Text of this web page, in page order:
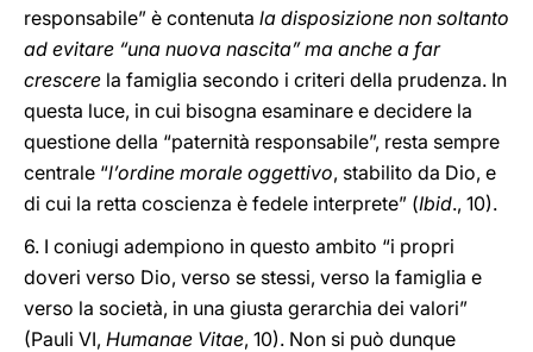
responsabile” è contenuta la disposizione non soltanto
ad evitare “una nuova nascita” ma anche a far
crescere la famiglia secondo i criteri della prudenza. In
questa luce, in cui bisogna esaminare e decidere la
questione della “paternità responsabile”, resta sempre
centrale “l’ordine morale oggettivo, stabilito da Dio, e
di cui la retta coscienza è fedele interprete” (Ibid., 10).
6. I coniugi adempiono in questo ambito “i propri
doveri verso Dio, verso se stessi, verso la famiglia e
verso la società, in una giusta gerarchia dei valori”
(Pauli VI, Humanae Vitae, 10). Non si può dunque